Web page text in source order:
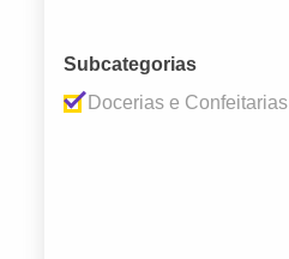
Subcategorias
Docerias e Confeitarias